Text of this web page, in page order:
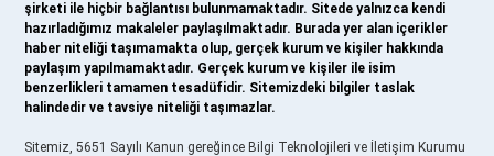
şirketi ile hiçbir bağlantısı bulunmamaktadır. Sitede yalnızca kendi
hazırladığımız makaleler paylaşılmaktadır. Burada yer alan içerikler
haber niteliği taşımamakta olup, gerçek kurum ve kişiler hakkında
paylaşım yapılmamaktadır. Gerçek kurum ve kişiler ile isim
benzerlikleri tamamen tesadüfidir. Sitemizdeki bilgiler taslak
halindedir ve tavsiye niteliği taşımazlar.
Sitemiz, 5651 Sayılı Kanun gereğince Bilgi Teknolojileri ve İletişim Kurumu